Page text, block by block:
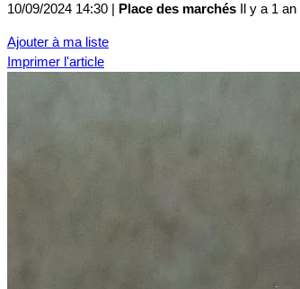
10/09/2024 14:30 | Place des marchés Il y a 1
Ajouter à ma liste
Imprimer l'article